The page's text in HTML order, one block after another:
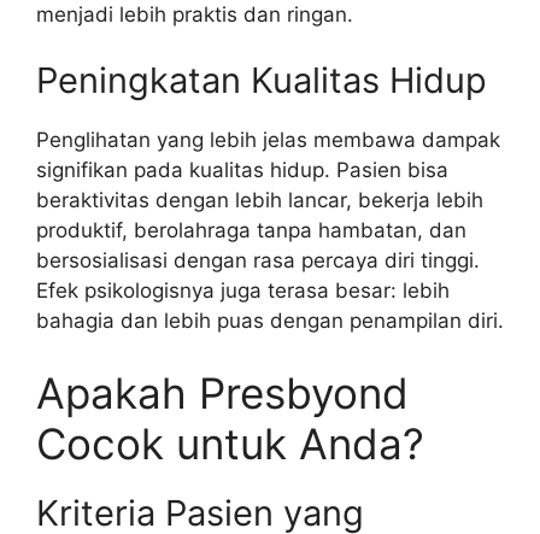
menjadi lebih praktis dan ringan.
Peningkatan Kualitas Hidup
Penglihatan yang lebih jelas membawa dampak
signifikan pada kualitas hidup. Pasien bisa
beraktivitas dengan lebih lancar, bekerja lebih
produktif, berolahraga tanpa hambatan, dan
bersosialisasi dengan rasa percaya diri tinggi.
Efek psikologisnya juga terasa besar: lebih
bahagia dan lebih puas dengan penampilan diri.
Apakah Presbyond
Cocok untuk Anda?
Kriteria Pasien yang